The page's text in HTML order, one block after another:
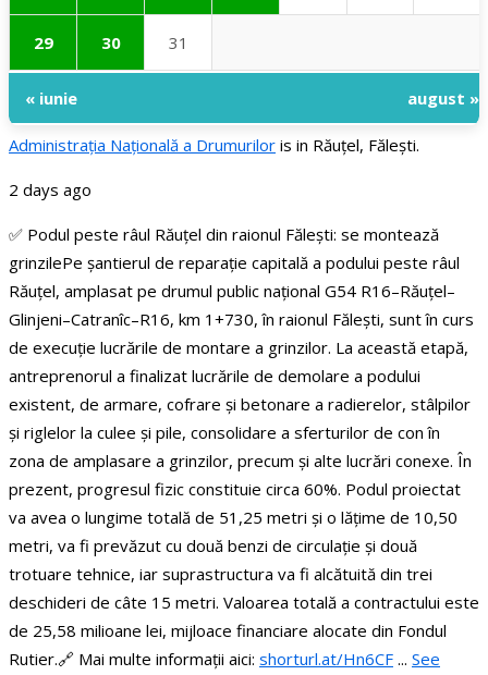
29 30 31
« iunie august »
Administraţia Națională a Drumurilor is in Răuțel, Fălești.
2 days ago
✅ Podul peste râul Răuțel din raionul Fălești: se montează
grinzilePe șantierul de reparație capitală a podului peste râul
Răuțel, amplasat pe drumul public național G54 R16–Răuțel–
Glinjeni–Catranîc–R16, km 1+730, în raionul Fălești, sunt în curs
de execuție lucrările de montare a grinzilor. La această etapă,
antreprenorul a finalizat lucrările de demolare a podului
existent, de armare, cofrare și betonare a radierelor, stâlpilor
și riglelor la culee și pile, consolidare a sferturilor de con în
zona de amplasare a grinzilor, precum și alte lucrări conexe. În
prezent, progresul fizic constituie circa 60%. Podul proiectat
va avea o lungime totală de 51,25 metri și o lățime de 10,50
metri, va fi prevăzut cu două benzi de circulație și două
trotuare tehnice, iar suprastructura va fi alcătuită din trei
deschideri de câte 15 metri. Valoarea totală a contractului este
de 25,58 milioane lei, mijloace financiare alocate din Fondul
Rutier.🔗 Mai multe informații aici: shorturl.at/Hn6CF ... See